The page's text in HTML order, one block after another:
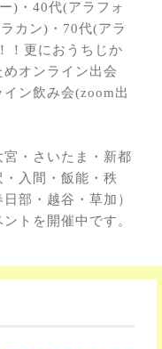
)・40代(アラフォ
カン)・70代(アラ
！更におうちじか
オンライン出会
ン飲み会(zoom出
・さいたま・新都
入間・飯能・秩
部・越谷・草加）
トを開催中です。